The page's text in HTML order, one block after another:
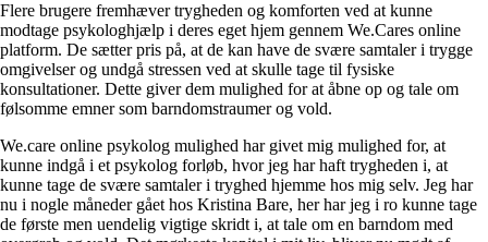
Flere brugere fremhæver trygheden og komforten ved at kunne
modtage psykologhjælp i deres eget hjem gennem We.Cares online
platform. De sætter pris på, at de kan have de svære samtaler i trygge
omgivelser og undgå stressen ved at skulle tage til fysiske
konsultationer. Dette giver dem mulighed for at åbne op og tale om
følsomme emner som barndomstraumer og vold.
We.care online psykolog mulighed har givet mig mulighed for, at
kunne indgå i et psykolog forløb, hvor jeg har haft trygheden i, at
kunne tage de svære samtaler i tryghed hjemme hos mig selv. Jeg har
nu i nogle måneder gået hos Kristina Bare, her har jeg i ro kunne tage
de første men uendelig vigtige skridt i, at tale om en barndom med